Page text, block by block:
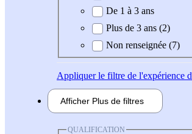
De 1 à 3 ans
Plus de 3 ans (2)
Non renseignée (7)
Appliquerle filtre de l'expérience
Afficher Plus de filtres
QUALIFICATION